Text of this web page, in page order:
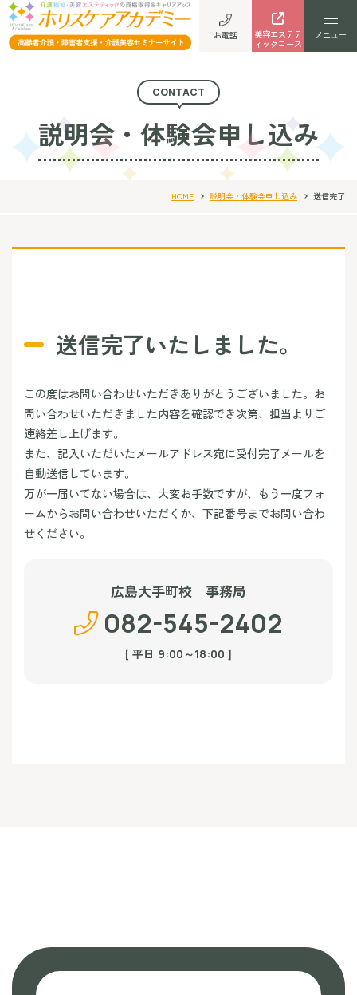
お電話
美容エステテ
ィックコース
CONTACT
説明会・体験会申し込み
HOME 説明会・体験会申し込み 送信完了
送信完了いたしました。
この度はお問い合わせいただきありがとうございました。お
問い合わせいただきました内容を確認でき次第、担当よりご
連絡差し上げます。
また、記入いただいたメールアドレス宛に受付完了メールを
自動送信しています。
万が一届いてない場合は、大変お手数ですが、もう一度フォ
ームからお問い合わせいただくか、下記番号までお問い合わ
せください。
広島大手町校 事務局
082-545-2402
[ 平日 9:00～18:00 ]